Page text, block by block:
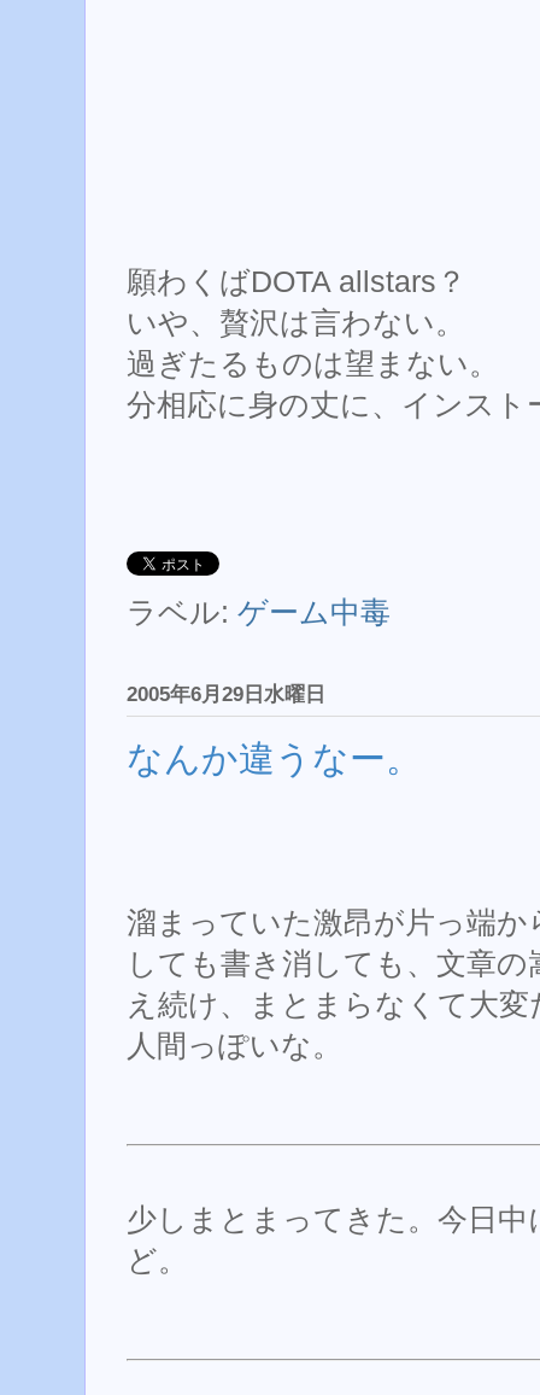
願わくばDOTA allstars？
いや、贅沢は言わない。
過ぎたるものは望まない。
分相応に身の丈に、インスト
ラベル: ゲーム中毒
2005年6月29日水曜日
なんか違うなー。
溜まっていた激昂が片っ端
しても書き消しても、文章
え続け、まとまらなくて大変
人間っぽいな。
少しまとまってきた。今日
ど。